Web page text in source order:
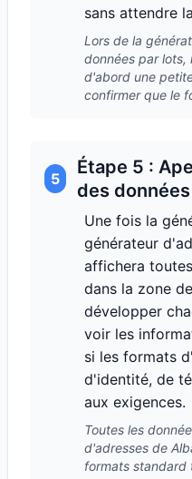
sans attendre
Lors de la
données par lots,
d'abord une
confirmer que le
5
Étape 5 :
des données
Une fois la
générateur
affichera
dans la zone
développer
voir les
si les formats
d'identité, de
aux exigences.
Toutes les
d'adresses de
formats